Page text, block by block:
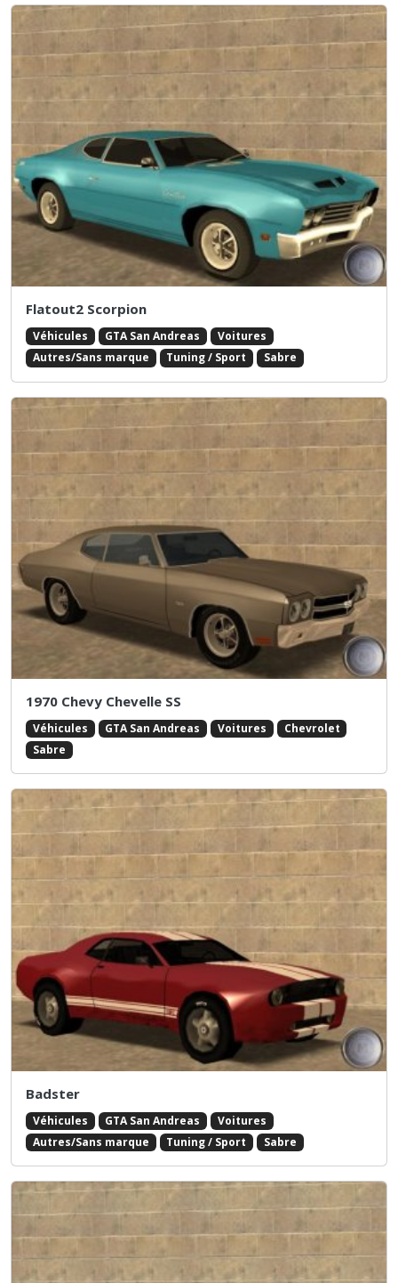
Flatout2 Scorpion
Véhicules GTA San Andreas
Voitures
Autres/Sans marque
Tuning / Sport Sabre
1970 Chevy Chevelle SS
Véhicules GTA San Andreas Voitures
Chevrolet
Sabre
Badster
Véhicules GTA San Andreas
Voitures
Autres/Sans marque
Tuning / Sport Sabre